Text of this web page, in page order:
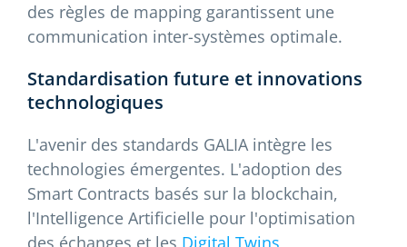
des règles de mapping garantissent une
communication inter-systèmes optimale.
Standardisation future et innovations
technologiques
L'avenir des standards GALIA intègre les
technologies émergentes. L'adoption des
Smart Contracts basés sur la blockchain,
l'Intelligence Artificielle pour l'optimisation